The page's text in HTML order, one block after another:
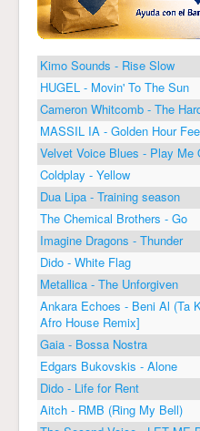
Kimo Sounds - Rise Slow
HUGEL - Movin' To The Sun
Cameron Whitcomb - The
MASSIL IA - Golden Hour
Velvet Voice Blues - Play Me
Coldplay - Yellow
Dua Lipa - Training season
The Chemical Brothers - Go
Imagine Dragons - Thunder
Dido - White Flag
Metallica - The Unforgiven
Ankara Echoes - Beni Al (Ta
Afro House Remix]
Gaia - Bossa Nostra
Edgars Bukovskis - Alone
Dido - Life for Rent
Aitch - RMB (Ring My Bell)